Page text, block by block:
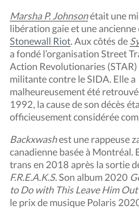
Marsha P. Johnsonétait une
libération gaie et une
Stonewall Riot. Aux côtés de
a fondé l’organisation Street
Action Revolutionaries
militante contre le SIDA. Elle a
malheureusement été
1992, la cause de son décès
officieusement considérée
Backxwashest une rappeuse
canadienne basée à Montréal.
trans en 2018 après la sortie
F.R.E.A.K.S.Son album 2020
to Do with This Leave Him
le prix de musique Polaris